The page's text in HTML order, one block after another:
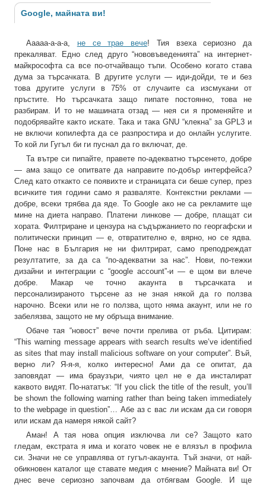
Google, майната ви!
Ааааа-а-а-а, не се трае вече! Тия взеха сериозно да
прекаляват. Едно след друго “нововъведенията” на интернет-
майкрософта са все по-отчайващо тъпи. Особено когато става
дума за търсачката. В другите услуги — иди-дойди, те и без
това другите услуги в 75% от случаите са изсмукани от
пръстите. Но търсачката защо пипате постоянно, това не
разбирам. И то не машината отзад — нея си я променяйте и
подобрявайте както искате. Така и така GNU “клекна” за GPL3 и
не включи копилефта да се разпростира и до онлайн услугите.
То кой ли Гугъл би ги пуснал да го включат, де.
Та вътре си пипайте, правете по-адекватно търсенето, добре
— ама защо се опитвате да направите по-добър интерфейса?
След като откакто се появихте и страницата си беше супер, през
всичките тия години само я разваляте. Контекстни реклами —
добре, всеки трябва да яде. То Google ако не са рекламите ще
мине на диета направо. Платени линкове — добре, плащат си
хората. Филтриране и цензура на съдържанието по георгафски и
политически принцип — е, отвратително е, вярно, но се ядва.
Поне нас в България не ни филтрират, само преподреждат
резултатите, за да са “по-адекватни за нас”. Нови, по-тежки
дизайни и интеграции с “google account”-и — е щом ви влече
добре. Макар че точно акаунта в търсачката и
персонализираното търсене аз не зная някой да го ползва
нарочно. Всеки или не го ползва, щото няма акаунт, или не го
забелязва, защото не му обръща внимание.
Обаче тая “новост” вече почти прелива от ръба. Цитирам:
“This warning message appears with search results we’ve identified
as sites that may install malicious software on your computer”. Въй,
верно ли? Я-я-я, колко интересно! Ами да се опитат, да
заповядат — има браузъри, чиято цел не е да инсталират
каквото видят. По-нататък: “If you click the title of the result, you’ll
be shown the following warning rather than being taken immediately
to the webpage in question”… Абе аз с вас ли искам да си говоря
или искам да намеря някой сайт?
Аман! А тая нова опция изключва ли се? Защото като
гледам, екстрата я има и когато човек не е влязъл в профила
си. Значи не се управлява от гугъл-акаунта. Тъй значи, от най-
обикновен каталог ще ставате медия с мнение? Майната ви! От
днес вече сериозно започвам да отбягвам Google. И ще